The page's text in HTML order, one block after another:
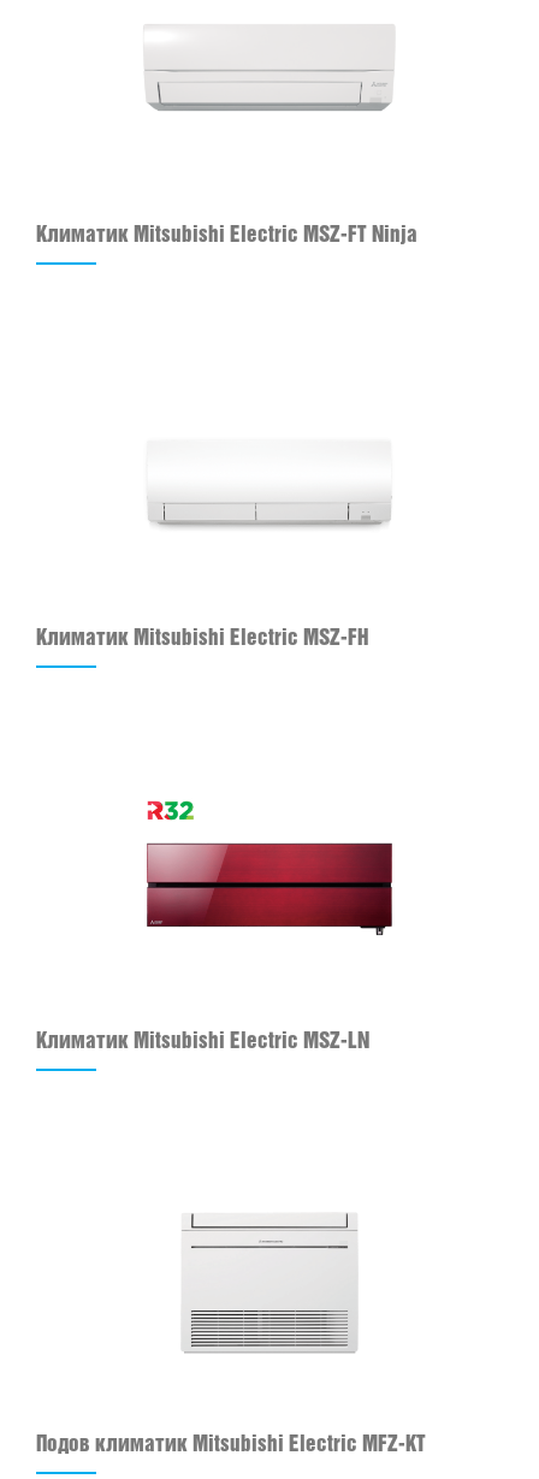
Климатик Mitsubishi Electric MSZ-FT Ninja
Климатик Mitsubishi Electric MSZ-FH
Климатик Mitsubishi Electric MSZ-LN
Подов климатик Mitsubishi Electric MFZ-KT